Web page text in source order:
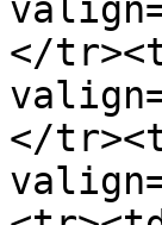
</
</